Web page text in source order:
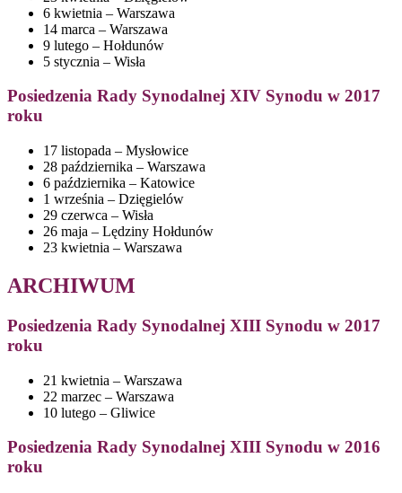
6 kwietnia – Warszawa
14 marca – Warszawa
9 lutego – Hołdunów
5 stycznia – Wisła
Posiedzenia Rady Synodalnej XIV Synodu w 2017
roku
17 listopada – Mysłowice
28 października – Warszawa
6 października – Katowice
1 września – Dzięgielów
29 czerwca – Wisła
26 maja – Lędziny Hołdunów
23 kwietnia – Warszawa
ARCHIWUM
Posiedzenia Rady Synodalnej XIII Synodu w 2017
roku
21 kwietnia – Warszawa
22 marzec – Warszawa
10 lutego – Gliwice
Posiedzenia Rady Synodalnej XIII Synodu w 2016
roku